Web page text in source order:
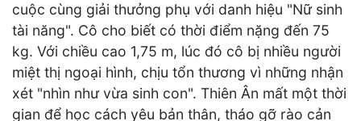
cuộc cùng giải thưởng phụ với danh hiệu "Nữ sinh
tài năng". Cô cho biết có thời điểm nặng đến 75
kg. Với chiều cao 1,75 m, lúc đó cô bị nhiều người
miệt thị ngoại hình, chịu tổn thương vì những nhận
xét "nhìn như vừa sinh con". Thiên Ân mất một thời
gian để học cách yêu bản thân, tháo gỡ rào cản